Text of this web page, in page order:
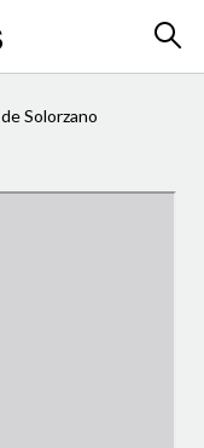
Solorzano